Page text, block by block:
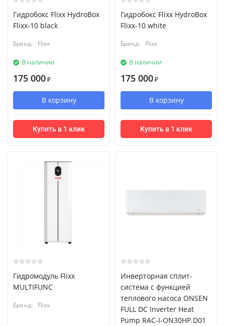
Гидробокс Flixx HydroBox
Flixx-10 black
Бренд: Flixx
В наличии
175 000 ₽
В корзину
Купить в 1 клик
Гидробокс Flixx HydroBox
Flixx-10 white
Бренд: Flixx
В наличии
175 000 ₽
В корзину
Купить в 1 клик
Гидромодуль Flixx
MULTIFUNC
Бренд: Flixx
Инверторная сплит-
система с функцией
теплового насоса ONSEN
FULL DC Inverter Heat
Pump RAC-I-ON30HP.D01